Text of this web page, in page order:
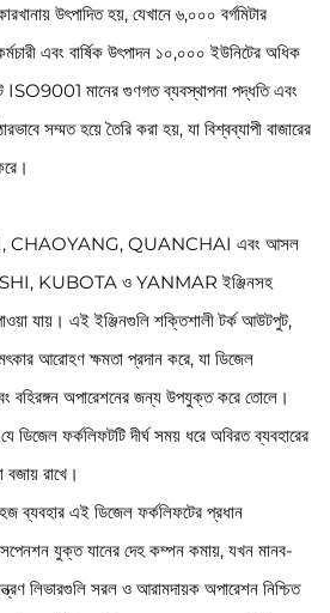
উৎপাদিত হয়, যেখানে ৬,০০০ বর্গমিটার
এবং বার্ষিক উৎপাদন ১০,০০০ ইউনিটের অধিক
ISO9001 মানের গুণগত ব্যবস্থাপনা পদ্ধতি এবং
সম্মত হয়ে তৈরি করা হয়, যা বিশ্বব্যাপী বাজারের
CHAOYANG, QUANCHAI এবং আসল
KUBOTA ও YANMAR ইঞ্জিনসহ
যায়। এই ইঞ্জিনগুলি শক্তিশালী টর্ক আউটপুট,
আরোহণ ক্ষমতা প্রদান করে, যা ডিজেল
বহিরঙ্গন অপারেশনের জন্য উপযুক্ত করে তোলে।
ডিজেল ফর্কলিফটটি দীর্ঘ সময় ধরে অবিরত ব্যবহারের
রাখে।
ব্যবহার এই ডিজেল ফর্কলিফটের প্রধান
যুক্ত যানের দেহ কম্পন কমায়, যখন মানব-
লিভারগুলি সরল ও আরামদায়ক অপারেশন নিশ্চিত